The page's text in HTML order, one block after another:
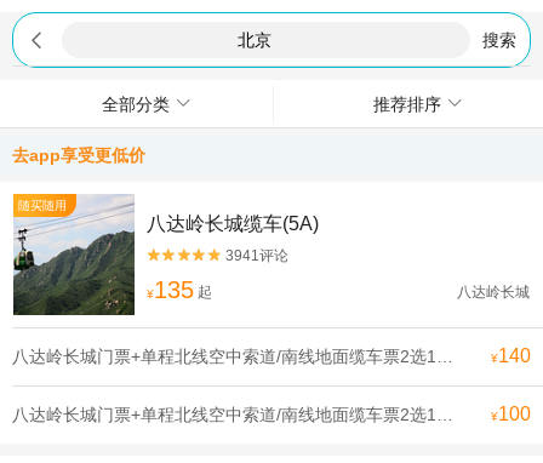
 搜索
全部分类 推荐排序
去app享受更低价
随买随用
八达岭长城缆车(5A)

 3941评论
¥135 起 八达岭长城
¥140
¥100